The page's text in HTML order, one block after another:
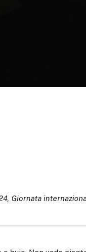
Giornata